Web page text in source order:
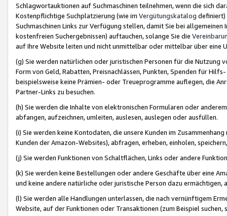
Schlagwortauktionen auf Suchmaschinen teilnehmen, wenn die sich
Kostenpflichtige Suchplatzierung (wie im Vergütungskatalog definiert)
Suchmaschinen Links zur Verfügung stellen, damit Sie bei
kostenfreien Suchergebnissen) auftauchen, solange Sie die
auf Ihre Website leiten und nicht unmittelbar oder mittelbar über eine
(g) Sie werden natürlichen oder juristischen Personen für die Nutzung
Form von Geld, Rabatten, Preisnachlässen, Punkten, Spenden für
beispielsweise keine Prämien- oder Treueprogramme auflegen, die
Partner-Links zu besuchen.
(h) Sie werden die Inhalte von elektronischen Formularen oder
abfangen, aufzeichnen, umleiten, auslesen, auslegen oder ausfüllen.
(i) Sie werden keine Kontodaten, die unsere Kunden im
Kunden der Amazon-Websites), abfragen, erheben, einholen,
(j) Sie werden Funktionen von Schaltflächen, Links oder andere
(k) Sie werden keine Bestellungen oder andere Geschäfte über eine
und keine andere natürliche oder juristische Person dazu
(l) Sie werden alle Handlungen unterlassen, die nach vernünftigem
Website, auf der Funktionen oder Transaktionen (zum Beispiel